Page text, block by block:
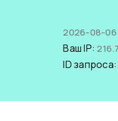
2026-08-06
Ваш IP:
ID